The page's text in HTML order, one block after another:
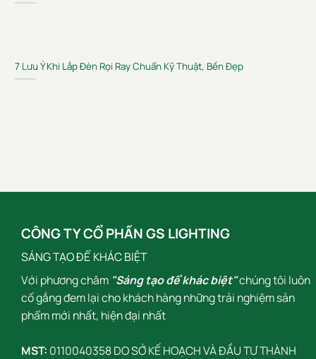
7 Lưu Ý Khi Lắp Đèn Rọi Ray Chuẩn Kỹ Thuật, Bền Đẹp
CÔNG TY CỔ PHẦN GS LIGHTING
SÁNG TẠO ĐỂ KHÁC BIỆT
Với phương châm "Sáng tạo để khác biệt"chúng tôi luôn
cố gắng đem lại cho khách hàng những trải nghiệm sản
phẩm mới nhất, hiện đại nhất
MST: 0110040358 DO SỞ KẾ HOẠCH VÀ ĐẦU TƯ THÀNH